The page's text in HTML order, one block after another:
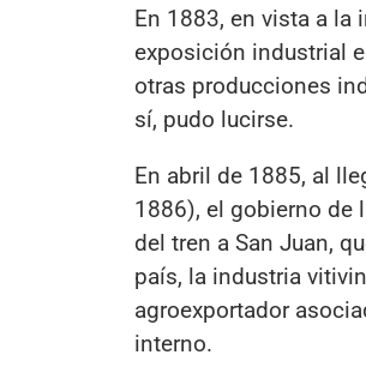
En 1883, en vista a la
exposición industrial
otras producciones
sí, pudo lucirse.
En abril de 1885, al
1886), el gobierno de
del tren a San Juan,
país, la industria
agroexportador
interno.